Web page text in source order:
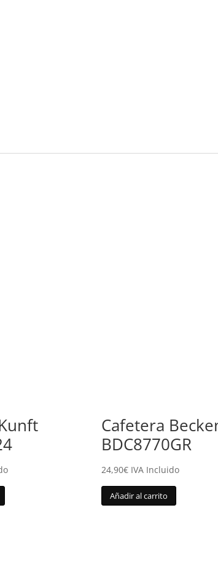
Cafetera
BDC8770GR
24,90€ IVA Incluido
Añadir al carrito